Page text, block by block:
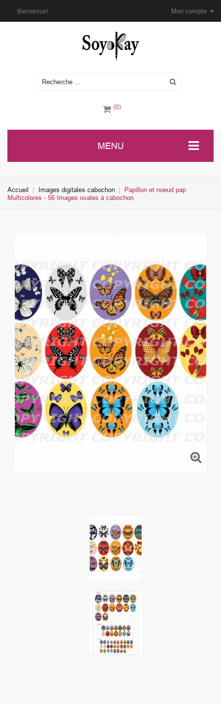
Mon compte
Bienvenue!
(0)
MENU
Accueil Images digitales cabochon
Papillon et noeud pap
Multicolores - 56 Images ovales à cabochon